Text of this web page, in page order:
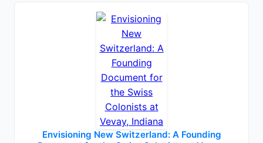
Envisioning New Switzerland: A Founding